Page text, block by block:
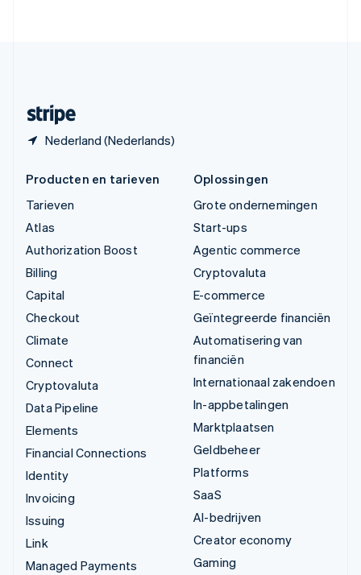
Nederland (Nederlands)
Producten en tarieven
Tarieven
Atlas
Authorization Boost
Billing
Capital
Checkout
Climate
Connect
Cryptovaluta
Data Pipeline
Elements
Financial Connections
Identity
Invoicing
Issuing
Link
Managed Payments
Oplossingen
Grote ondernemingen
Start-ups
Agentic commerce
Cryptovaluta
E-commerce
Geïntegreerde financiën
Automatisering van
financiën
Internationaal zakendoen
In-appbetalingen
Marktplaatsen
Geldbeheer
Platforms
SaaS
AI-bedrijven
Creator economy
Gaming